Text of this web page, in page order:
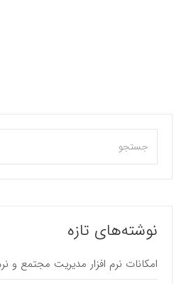
نوشته‌های تازه
امکانات نرم افزار مدیریت مجتمع و